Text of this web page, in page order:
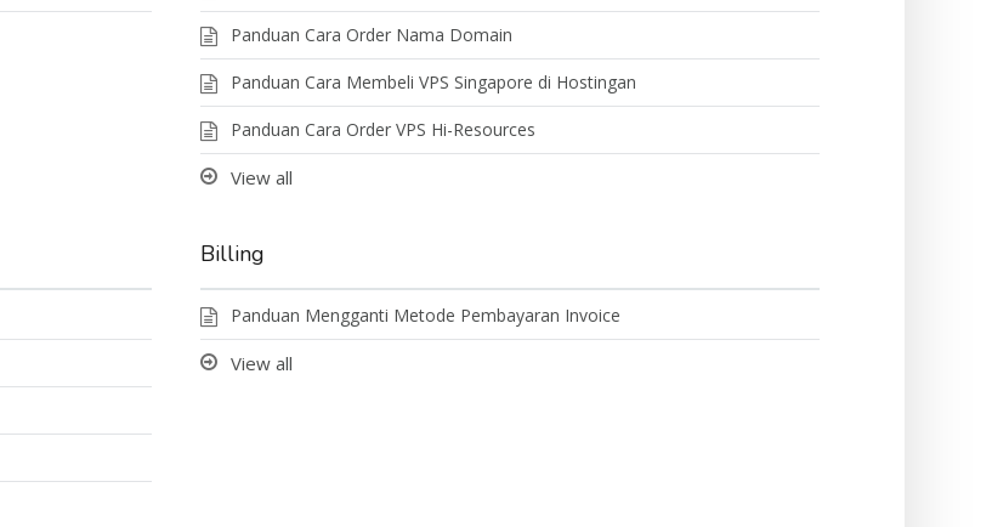
Panduan Cara Order Nama Domain
Panduan Cara Membeli VPS Singapore di Hostingan
Panduan Cara Order VPS Hi-Resources
View all
Billing
Panduan Mengganti Metode Pembayaran Invoice
View all